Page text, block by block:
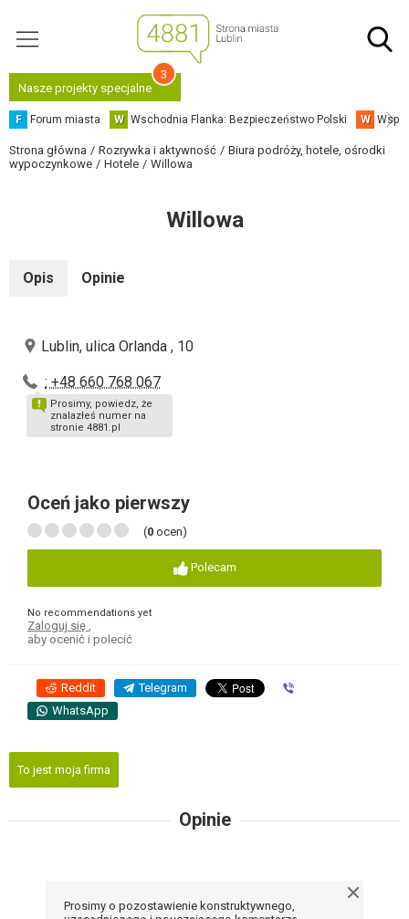
Nasze projekty specjalne
3
F Forum miasta W Wschodnia Flanka: Bezpieczeństwo Polski W
Strona główna Rozrywka i aktywność
Biura podróży, hotele, ośrodki
wypoczynkowe
Hotele Willowa
Willowa
Opis Opinie
Lublin, ulica Orlanda , 10
: +48 660 768 067
Prosimy, powiedz, że
znalazłeś numer na
stronie 4881.pl
Oceń jako pierwszy
(0 ocen)
Polecam
No recommendations yet
Zaloguj się
aby ocenić i polecić
Reddit Telegram
WhatsApp
To jest moja firma
Opinie
Prosimy o pozostawienie konstruktywnego,